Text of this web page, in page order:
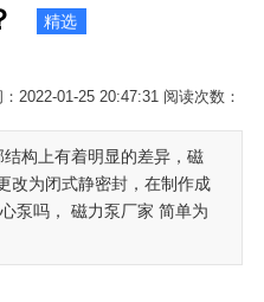
精选
2022-01-25 20:47:31 阅读次数：
构上有着明显的差异，磁
改为闭式静密封，在制作成
泵吗， 磁力泵厂家 简单为